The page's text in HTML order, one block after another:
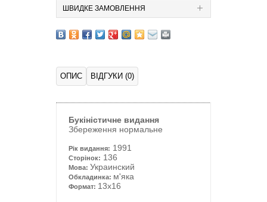
ШВИДКЕ ЗАМОВЛЕННЯ
ОПИС ВІДГУКИ (0)
Букіністичне видання
Збереження нормальне
Рік видання: 1991
Сторінок: 136
Мова: Украинский
Обкладинка: м'яка
Формат: 13x16